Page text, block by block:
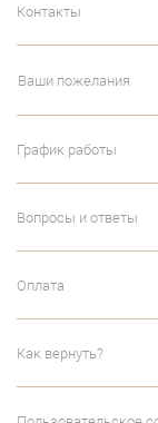
Контакты
Ваши пожелания
График работы
Вопросы и ответы
Оплата
Как вернуть?